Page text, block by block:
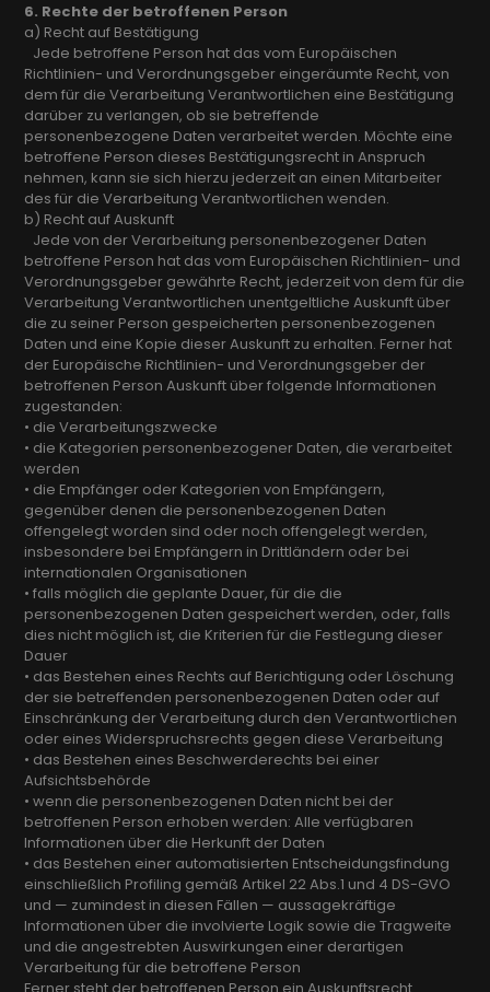
6. Rechte der betroffenen Person
a) Recht auf Bestätigung
Jede betroffene Person hat das vom Europäischen
Richtlinien- und Verordnungsgeber eingeräumte Recht, von
dem für die Verarbeitung Verantwortlichen eine Bestätigung
darüber zu verlangen, ob sie betreffende
personenbezogene Daten verarbeitet werden. Möchte eine
betroffene Person dieses Bestätigungsrecht in Anspruch
nehmen, kann sie sich hierzu jederzeit an einen Mitarbeiter
des für die Verarbeitung Verantwortlichen wenden.
b) Recht auf Auskunft
Jede von der Verarbeitung personenbezogener Daten
betroffene Person hat das vom Europäischen Richtlinien- und
Verordnungsgeber gewährte Recht, jederzeit von dem für die
Verarbeitung Verantwortlichen unentgeltliche Auskunft über
die zu seiner Person gespeicherten personenbezogenen
Daten und eine Kopie dieser Auskunft zu erhalten. Ferner hat
der Europäische Richtlinien- und Verordnungsgeber der
betroffenen Person Auskunft über folgende Informationen
zugestanden:
• die Verarbeitungszwecke
• die Kategorien personenbezogener Daten, die verarbeitet
werden
• die Empfänger oder Kategorien von Empfängern,
gegenüber denen die personenbezogenen Daten
offengelegt worden sind oder noch offengelegt werden,
insbesondere bei Empfängern in Drittländern oder bei
internationalen Organisationen
• falls möglich die geplante Dauer, für die die
personenbezogenen Daten gespeichert werden, oder, falls
dies nicht möglich ist, die Kriterien für die Festlegung dieser
Dauer
• das Bestehen eines Rechts auf Berichtigung oder Löschung
der sie betreffenden personenbezogenen Daten oder auf
Einschränkung der Verarbeitung durch den Verantwortlichen
oder eines Widerspruchsrechts gegen diese Verarbeitung
• das Bestehen eines Beschwerderechts bei einer
Aufsichtsbehörde
• wenn die personenbezogenen Daten nicht bei der
betroffenen Person erhoben werden: Alle verfügbaren
Informationen über die Herkunft der Daten
• das Bestehen einer automatisierten Entscheidungsfindung
einschließlich Profiling gemäß Artikel 22 Abs.1 und 4 DS-GVO
und — zumindest in diesen Fällen — aussagekräftige
Informationen über die involvierte Logik sowie die Tragweite
und die angestrebten Auswirkungen einer derartigen
Verarbeitung für die betroffene Person